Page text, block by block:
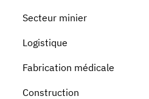
Secteur minier
Logistique
Fabrication médicale
Construction